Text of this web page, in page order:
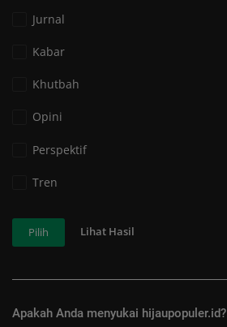
Jurnal
Kabar
Khutbah
Opini
Perspektif
Tren
Pilih Lihat Hasil
Apakah Anda menyukai hijaupopuler.id?